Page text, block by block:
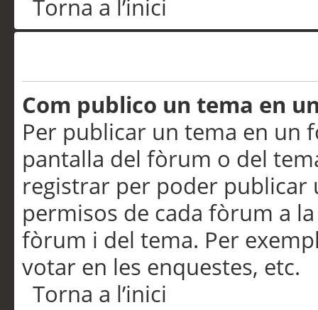
Torna a l’inici
Com publico un tema en
Per publicar un tema en un
pantalla del fòrum o del
registrar per poder publicar
permisos de cada fòrum a
fòrum i del tema. Per
votar en les enquestes, etc.
Torna a l’inici